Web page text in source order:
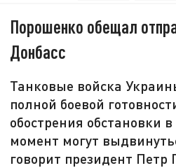
Порошенко обещал
Донбасс
Танковые войска
полной боевой
обострения обстановки
момент могут
говорит президент Петр